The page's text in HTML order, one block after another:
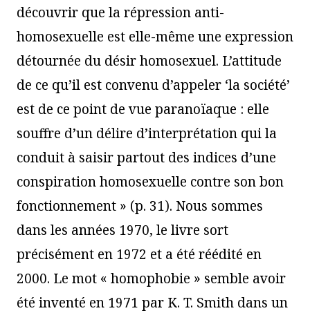
découvrir que la répression anti-
homosexuelle est elle-même une expression
détournée du désir homosexuel. L’attitude
de ce qu’il est convenu d’appeler ‘la société’
est de ce point de vue paranoïaque : elle
souffre d’un délire d’interprétation qui la
conduit à saisir partout des indices d’une
conspiration homosexuelle contre son bon
fonctionnement » (p. 31). Nous sommes
dans les années 1970, le livre sort
précisément en 1972 et a été réédité en
2000. Le mot « homophobie » semble avoir
été inventé en 1971 par K. T. Smith dans un